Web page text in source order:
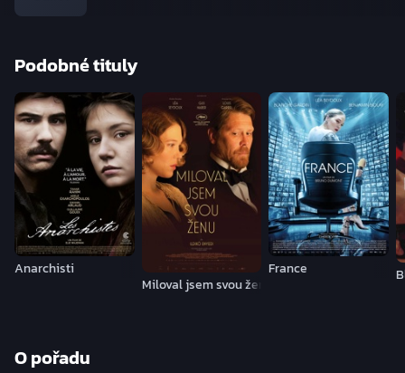
světu.
Podobné tituly
Anarchisti
Miloval jsem svou ženu
France
O pořadu